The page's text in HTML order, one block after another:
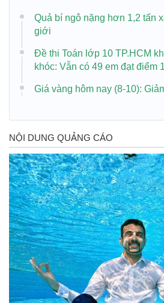
Quả bí ngô nặng hơn 1,2 tấn
giới
Đề thi Toán lớp 10 TP.HCM
khóc: Vẫn có 49 em đạt điểm
Giá vàng hôm nay (8-10):